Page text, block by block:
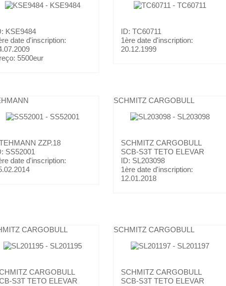
KSE9484
date d'inscription:
5500eur
ID: TC60711
1ère date d'inscription:
20.12.1999
ZZP.18
SS52001
date d'inscription:
SCHMITZ CARGOBULL
SCHMITZ CARGOBULL
SCB-S3T TETO ELEVAR
ID: SL203098
1ère date d'inscription:
12.01.2018
CARGOBULL
CARGOBULL
S3T TETO ELEVAR
SCHMITZ CARGOBULL
SCHMITZ CARGOBULL
SCB-S3T TETO ELEVAR